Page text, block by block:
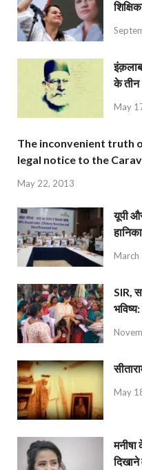
के तीन
May
The inconvenient truth
legal notice to the
May 22, 2013
यूपी
March
SIR,
May